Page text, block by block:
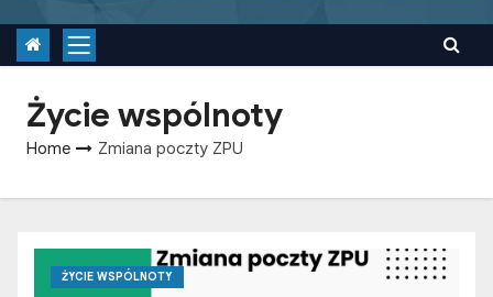
t
Życie wspólnoty
Home Zmiana poczty ZPU
ŻYCIE WSPÓLNOTY